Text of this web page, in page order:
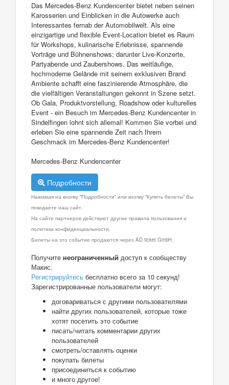
Das Mercedes-Benz Kundencenter bietet neben seinen
Karosserien und Einblicken in die Autowerke auch
Interessantes fernab der Automobilwelt. Als eine
einzigartige und flexible Event-Location bietet es Raum
für Workshops, kulinarische Erlebnisse, spannende
Vorträge und Bühnenshows; darunter Live-Konzerte,
Partyabende und Zaubershows. Das weitläufige,
hochmoderne Gelände mit seinem exklusiven Brand
Ambiente schafft eine faszinierende Atmosphäre, die
die vielfältigen Veranstaltungen gekonnt in Szene setzt.
Ob Gala, Produktvorstellung, Roadshow oder kulturelles
Event - ein Besuch im Mercedes-Benz Kundencenter in
Sindelfingen lohnt sich allemal! Kommen Sie vorbei und
erleben Sie eine spannende Zeit nach Ihrem
Geschmack im Mercedes-Benz Kundencenter!
Mercedes-Benz Kundencenter
Подробности
Нажимая на кнопку "Подробности" или кнопку "Купить билеты" Вы
покидаете наш сайт.
На сайте партнеров действуют другие правила пользования и
политика конфиденциальности.
Билеты на это событие продаются через AD ticket GmbH.
Получите неограниченный доступ к сообществу
Макис.
Регистрируйтесь бесплатно всего за 10 секунд!
Зарегистрированные пользователи могут:
договариваться с другими пользователями
найти других пользователей, которые тоже
хотят посетить это событие
писать/читать комментарии других
пользователей
смотреть/оставлять оценки
покупать билеты
присоединиться к событию
и много другое!